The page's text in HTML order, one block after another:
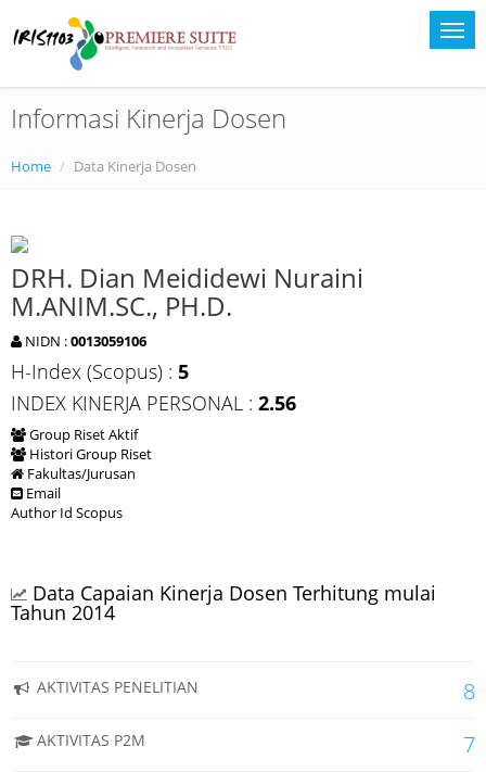
Informasi Kinerja Dosen
Home Data Kinerja Dosen
DRH. Dian Meididewi Nuraini
M.ANIM.SC., PH.D.
NIDN :0013059106
H-Index (Scopus) : 5
INDEX KINERJA PERSONAL : 2.56
Group Riset Aktif
Histori Group Riset
Fakultas/Jurusan
Email
Author Id Scopus
Data Capaian Kinerja Dosen Terhitung mulai
Tahun 2014
AKTIVITAS PENELITIAN 8
AKTIVITAS P2M 7